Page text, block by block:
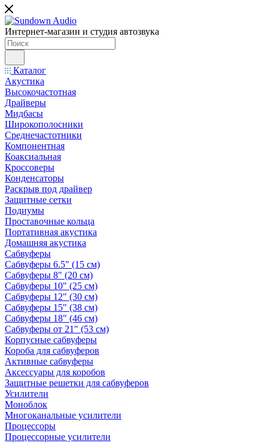
Интернет-магазин и студия автозвука
Каталог
Акустика
Высокочастотная
Драйверы
Мидбасы
Широкополосники
Среднечастотники
Компонентная
Коаксиальная
Кроссоверы
Конденсаторы
Раскрыв под драйвер
Защитные сетки
Подиумы
Проставочные кольца
Портативная акустика
Домашняя акустика
Сабвуферы
Сабвуферы 6.5" (15 см)
Сабвуферы 8" (20 см)
Сабвуферы 10" (25 см)
Сабвуферы 12" (30 см)
Сабвуферы 15" (38 см)
Сабвуферы 18" (46 см)
Сабвуферы от 21" (53 см)
Корпусные сабвуферы
Короба для сабвуферов
Активные сабвуферы
Аксессуары для коробов
Защитные решетки для сабвуферов
Усилители
Моноблок
Многоканальные усилители
Процессоры
Процессорные усилители